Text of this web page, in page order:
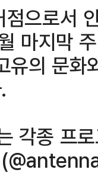
으로서
마지막
유의 문
각종 프